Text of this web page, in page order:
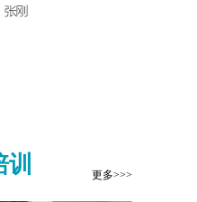
更多>>>